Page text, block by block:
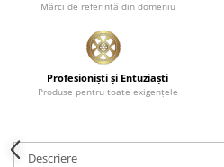
Mănuşi Nitril / Diverse
Kit-uri Detailing
Seria PRO (5L & 25L)
Interior
Mărci de referinţă din domeniu
Profesionişti şi Entuziaşti
Produse pentru toate exigenţele
Descriere